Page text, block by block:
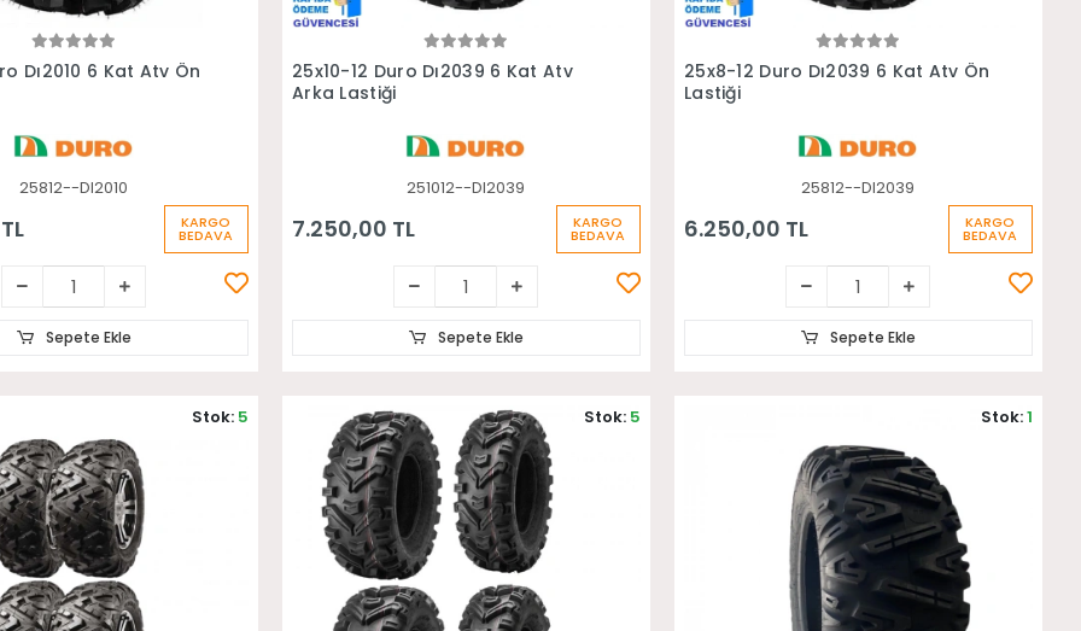
Sepete Ekle
Dı2010 6 Kat Atv Ön
25812--DI2010
KARGO
BEDAVA
Sepete Ekle
Sepete Ekle
25x10-12 Duro Dı2039 6 Kat Atv
Arka Lastiği
251012--DI2039
7.250,00 TL KARGO
BEDAVA
Sepete Ekle
Sepete Ekle
25x8-12 Duro Dı2039 6 Kat Atv Ön
Lastiği
25812--DI2039
6.250,00 TL KARGO
BEDAVA
Sepete Ekle
Stok: 5 Stok: 5 Stok:1